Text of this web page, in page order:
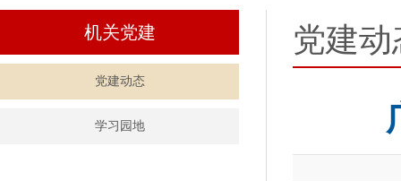
机关党建
党建动态
学习园地
党建动